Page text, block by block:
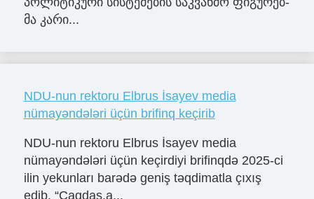
მა კა­რი...
NDU-nun rektoru Elbrus İsayev media
nümayəndələri üçün brifinq keçirib
NDU-nun rektoru Elbrus İsayev media
nümayəndələri üçün keçirdiyi brifinqdə 2025-ci
ilin yekunları barədə geniş təqdimatla çıxış
edib. “Cagdas.a...